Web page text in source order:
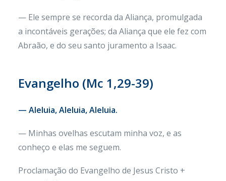
— Ele sempre se recorda da Aliança, promulgada
a incontáveis gerações; da Aliança que ele fez com
Abraão, e do seu santo juramento a Isaac.
Evangelho (Mc 1,29-39)
— Aleluia, Aleluia, Aleluia.
— Minhas ovelhas escutam minha voz, e as
conheço e elas me seguem.
Proclamação do Evangelho de Jesus Cristo +